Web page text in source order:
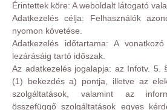
Érintettek köre: A weboldalt látogató
Adatkezelés célja: Felhasználók
nyomon követése.
Adatkezelés időtartama: A
lezárásáig tartó időszak.
Az adatkezelés jogalapja: az Infotv. 5.
(1) bekezdés a) pontja, illetve az
szolgáltatások, valamint az
összefüggő szolgáltatások egyes